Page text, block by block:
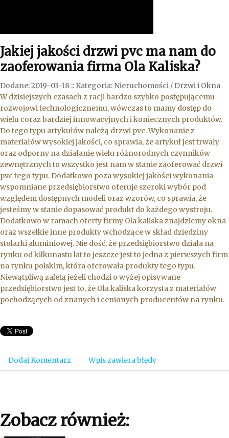
Jakiej jakości drzwi pvc ma nam do
zaoferowania firma Ola Kaliska?
Dodane: 2019-03-18 :: Kategoria: Nieruchomości / Drzwi i Okna
W dzisiejszych czasach z racji bardzo szybko postępującemu
rozwojowi technologicznemu, wówczas to mamy dostęp do
wielu coraz bardziej innowacyjnych i koniecznych produktów.
Do tego typu artykułów należą drzwi pvc. Wykonanie z
materiałów wysokiej jakości, co sprawia, że artykuł jest trwały
oraz odporny na działanie wielu różnorodnych czynników
zewnętrznych to wszystko jest nam w stanie zaoferować drzwi
pvc tego typu. Dodatkowo poza wysokiej jakości wykonania
wspomniane przedsiębiorstwo oferuje szeroki wybór pod
względem dostępnych modeli oraz wzorów, co sprawia, że
jesteśmy w stanie dopasować produkt do każdego wystroju.
Dodatkowo w ramach oferty firmy Ola kaliska znajdziemy okna
oraz wszelkie inne produkty wchodzące w skład dziedziny
stolarki aluminiowej. Nie dość, że przedsiębiorstwo działa na
rynku od kilkunastu lat to jeszcze jest to jedna z pierwszych firm
na rynku polskim, która oferowała produkty tego typu.
Niewątpliwą zaletą jeżeli chodzi o wyżej opisywane
przedsiębiorstwo jest to, że Ola kaliska korzysta z materiałów
pochodzących od znanych i cenionych producentów na rynku.
Dodaj Komentarz Wpis zawiera błędy
Zobacz również: